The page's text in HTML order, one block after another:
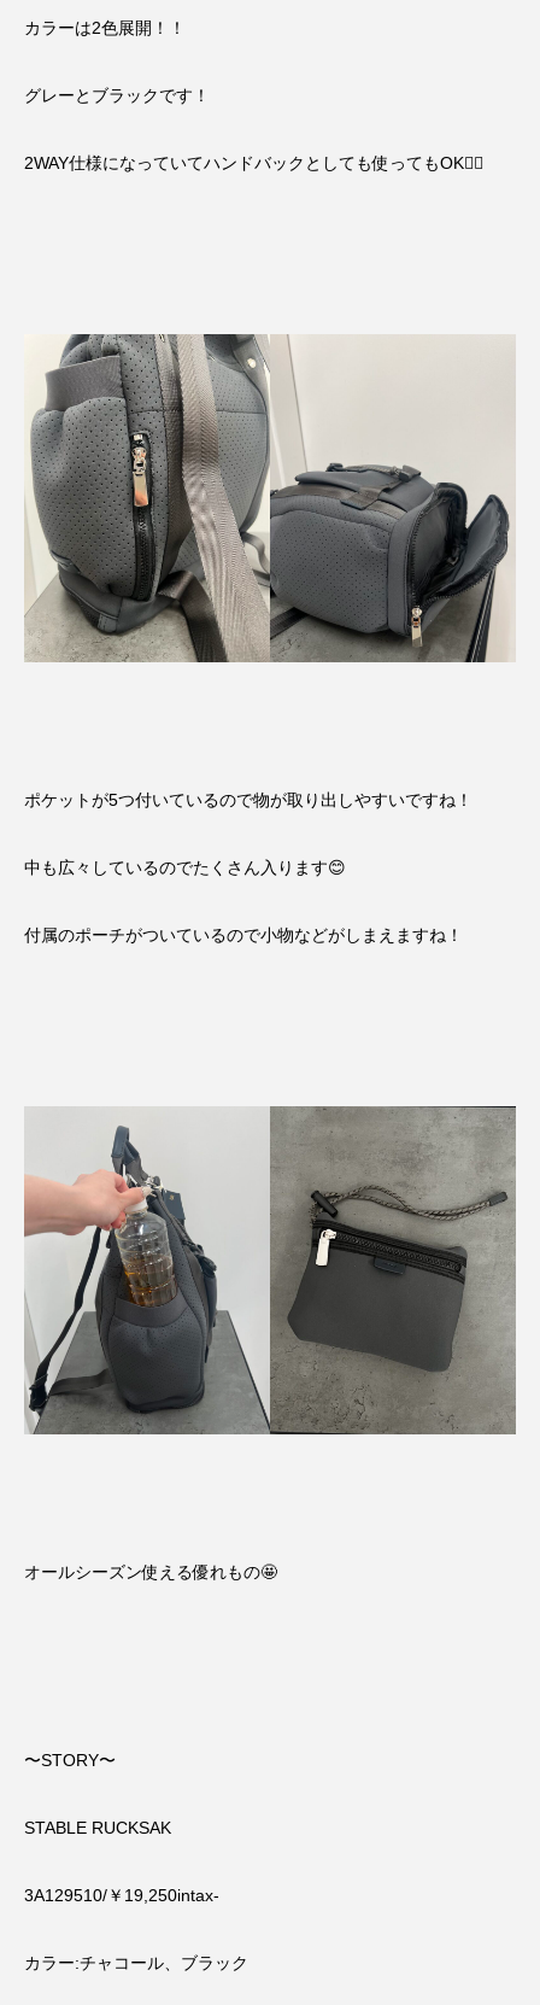
カラーは2色展開！！
グレーとブラックです！
2WAY仕様になっていてハンドバックとしても使ってもOK🙆‍♀️
ポケットが5つ付いているので物が取り出しやすいですね！
中も広々しているのでたくさん入ります😊
付属のポーチがついているので小物などがしまえますね！
オールシーズン使える優れもの🤩
〜STORY〜
STABLE RUCKSAK
3A129510/￥19,250intax-
カラー:チャコール、ブラック